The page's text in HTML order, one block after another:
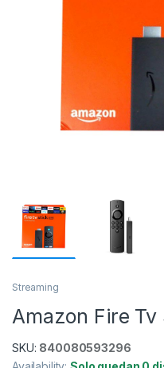
Streaming
Amazon Fire
SKU: 840080593296